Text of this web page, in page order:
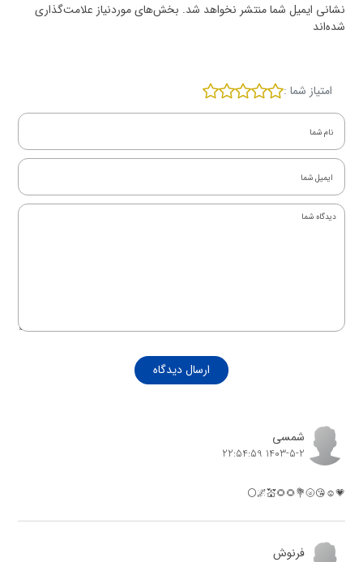
نشانی ایمیل شما منتشر نخواهد شد. بخش‌های موردنیاز علامت‌گذاری
شده‌اند
امتیاز شما :
ارسال دیدگاه
شمسی
1403-5-2 22:54:59
💗☺😘🌝💐🌻🌻💒🌌⚪
فرنوش